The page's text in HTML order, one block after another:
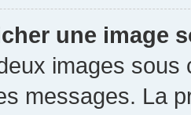
une image
images sous
messages. La